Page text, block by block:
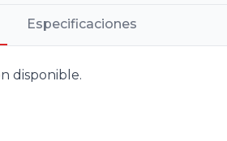
Especificaciones
disponible.